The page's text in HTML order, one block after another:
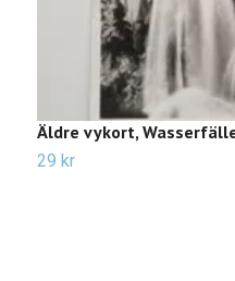
Äldre vykort,
29 kr